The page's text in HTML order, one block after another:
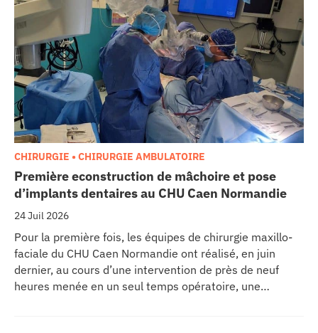
Première econstruction de mâchoire et pose
d’implants dentaires au CHU Caen Normandie
24 Juil 2026
CHIRURGIE • CHIRURGIE AMBULATOIRE
Pour la première fois, les équipes de chirurgie maxillo-
faciale du CHU Caen Normandie ont réalisé, en juin
dernier, au cours d’une intervention de près de neuf
heures menée en un seul temps opératoire, une